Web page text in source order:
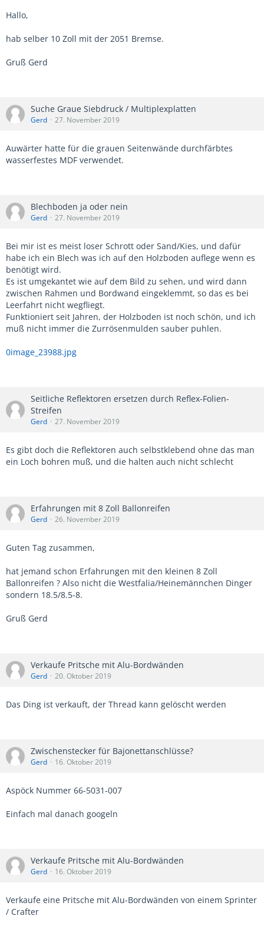
Hallo,
hab selber 10 Zoll mit der 2051 Bremse.
Gruß Gerd
Suche Graue Siebdruck / Multiplexplatten
Gerd 27. November 2019
Auwärter hatte für die grauen Seitenwände durchfärbtes
wasserfestes MDF verwendet.
Blechboden ja oder nein
Gerd 27. November 2019
Bei mir ist es meist loser Schrott oder Sand/Kies, und dafür
habe ich ein Blech was ich auf den Holzboden auflege wenn es
benötigt wird.
Es ist umgekantet wie auf dem Bild zu sehen, und wird dann
zwischen Rahmen und Bordwand eingeklemmt, so das es bei
Leerfahrt nicht wegfliegt.
Funktioniert seit Jahren, der Holzboden ist noch schön, und ich
muß nicht immer die Zurrösenmulden sauber puhlen.
0image_23988.jpg
Seitliche Reflektoren ersetzen durch Reflex-Folien-
Streifen
Gerd 27. November 2019
Es gibt doch die Reflektoren auch selbstklebend ohne das man
ein Loch bohren muß, und die halten auch nicht schlecht
Erfahrungen mit 8 Zoll Ballonreifen
Gerd 26. November 2019
Guten Tag zusammen,
hat jemand schon Erfahrungen mit den kleinen 8 Zoll
Ballonreifen ? Also nicht die Westfalia/Heinemännchen Dinger
sondern 18.5/8.5-8.
Gruß Gerd
Verkaufe Pritsche mit Alu-Bordwänden
Gerd 20. Oktober 2019
Das Ding ist verkauft, der Thread kann gelöscht werden
Zwischenstecker für Bajonettanschlüsse?
Gerd 16. Oktober 2019
Aspöck Nummer 66-5031-007
Einfach mal danach googeln
Verkaufe Pritsche mit Alu-Bordwänden
Gerd 16. Oktober 2019
Verkaufe eine Pritsche mit Alu-Bordwänden von einem Sprinter
/ Crafter